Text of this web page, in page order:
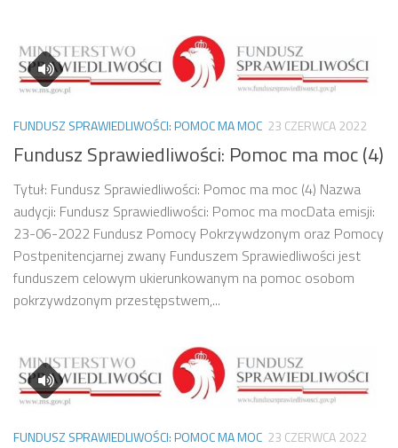
FUNDUSZ SPRAWIEDLIWOŚCI: POMOC MA MOC 23 CZERWCA 2022
Fundusz Sprawiedliwości: Pomoc ma moc (4)
Tytuł: Fundusz Sprawiedliwości: Pomoc ma moc (4) Nazwa
audycji: Fundusz Sprawiedliwości: Pomoc ma mocData emisji:
23-06-2022 Fundusz Pomocy Pokrzywdzonym oraz Pomocy
Postpenitencjarnej zwany Funduszem Sprawiedliwości jest
funduszem celowym ukierunkowanym na pomoc osobom
pokrzywdzonym przestępstwem,...
FUNDUSZ SPRAWIEDLIWOŚCI: POMOC MA MOC 23 CZERWCA 2022